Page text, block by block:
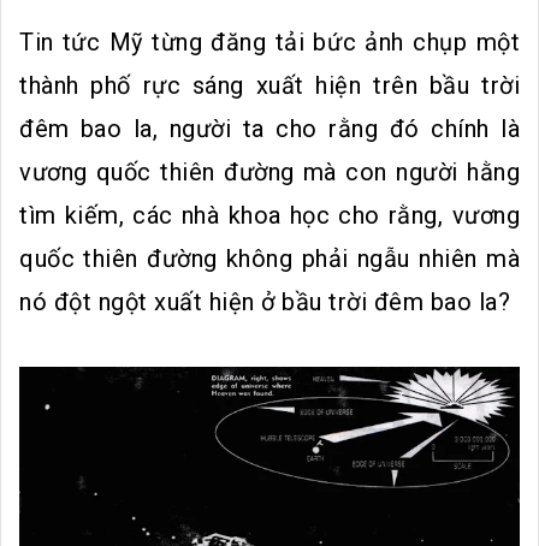
Tin tức Mỹ từng đăng tải bức ảnh chụp một
thành phố rực sáng xuất hiện trên bầu trời
đêm bao la, người ta cho rằng đó chính là
vương quốc thiên đường mà con người hằng
tìm kiếm, các nhà khoa học cho rằng, vương
quốc thiên đường không phải ngẫu nhiên mà
nó đột ngột xuất hiện ở bầu trời đêm bao la?